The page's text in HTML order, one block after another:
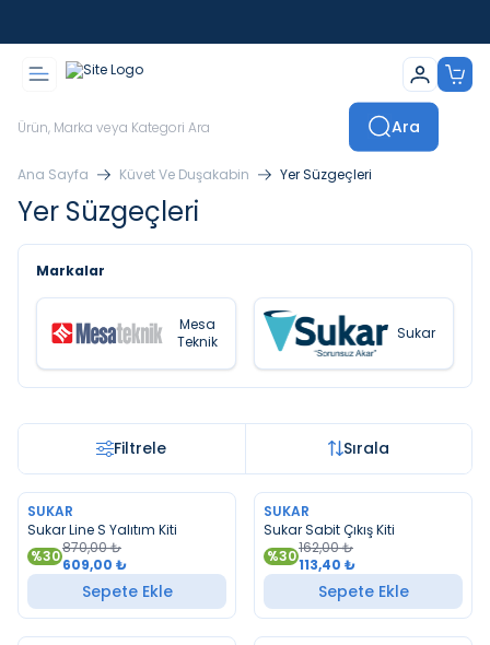
Ara
Ana Sayfa Küvet Ve Duşakabin Yer Süzgeçleri
Yer Süzgeçleri
Markalar
Mesa
Teknik
Sukar
Filtrele Sırala
YENI
SUKAR
Sukar Line S Yalıtım Kiti
%30870,00₺
609,00 ₺
Sepete Ekle
YENI
SUKAR
Sukar Sabit Çıkış Kiti
%30162,00₺
113,40 ₺
Sepete Ekle